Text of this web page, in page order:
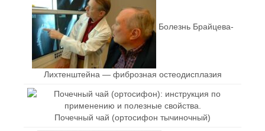
Болезнь Брайцева-
Лихтенштейна — фиброзная остеодисплазия
Почечный чай (ортосифон тычиночный)